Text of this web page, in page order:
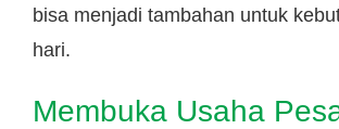
bisa menjadi tambahan untuk
hari.
Membuka Usaha